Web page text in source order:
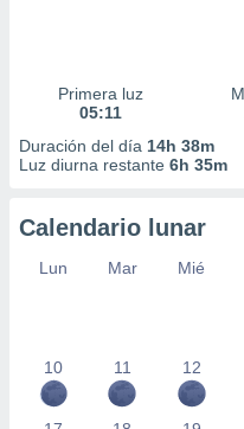
Primera luz
05:11
Duración del día 14h 38m
Luz diurna restante 6h 35m
Calendario lunar
Lun Mar Mié
10 11 12